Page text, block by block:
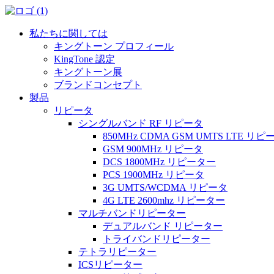
私たちに関しては
キングトーン プロフィール
KingTone 認定
キングトーン展
ブランドコンセプト
製品
リピータ
シングルバンド RF リピータ
850MHz CDMA GSM UMTS LTE リピ
GSM 900MHz リピータ
DCS 1800MHz リピーター
PCS 1900MHz リピータ
3G UMTS/WCDMA リピータ
4G LTE 2600mhz リピーター
マルチバンドリピーター
デュアルバンド リピーター
トライバンドリピーター
テトラリピーター
ICSリピーター